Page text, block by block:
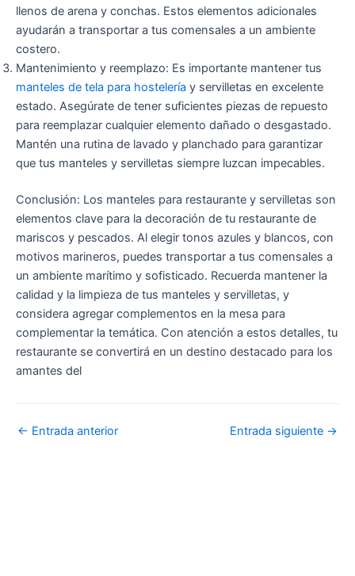
llenos de arena y conchas. Estos elementos adicionales
ayudarán a transportar a tus comensales a un ambiente
costero.
Mantenimiento y reemplazo: Es importante mantener tus
manteles de tela para hostelería y servilletas en excelente
estado. Asegúrate de tener suficientes piezas de repuesto
para reemplazar cualquier elemento dañado o desgastado.
Mantén una rutina de lavado y planchado para garantizar
que tus manteles y servilletas siempre luzcan impecables.
Conclusión: Los manteles para restaurante y servilletas son
elementos clave para la decoración de tu restaurante de
mariscos y pescados. Al elegir tonos azules y blancos, con
motivos marineros, puedes transportar a tus comensales a
un ambiente marítimo y sofisticado. Recuerda mantener la
calidad y la limpieza de tus manteles y servilletas, y
considera agregar complementos en la mesa para
complementar la temática. Con atención a estos detalles, tu
restaurante se convertirá en un destino destacado para los
amantes del
← Entrada anterior Entrada siguiente →